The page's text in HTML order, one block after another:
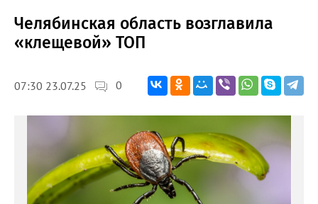
Челябинская область возглавила
«клещевой» ТОП
07:30 23.07.25 0